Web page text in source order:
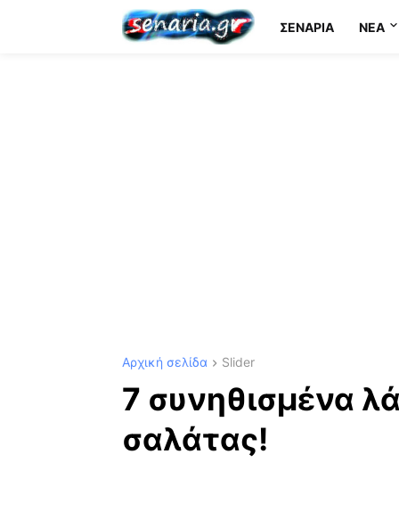
ΣΕΝΆΡΙΑ NEA
Αρχική σελίδα Slider
7 συνηθισμένα
σαλάτας!